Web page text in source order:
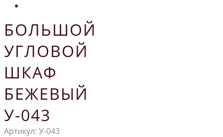
БОЛЬШОЙ
УГЛОВОЙ
ШКАФ
БЕЖЕВЫЙ
У-043
Артикул: У-043